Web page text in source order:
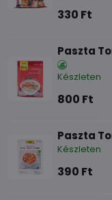
330 Ft
Paszta
Készleten
800 Ft
Paszta
Készleten
390 Ft